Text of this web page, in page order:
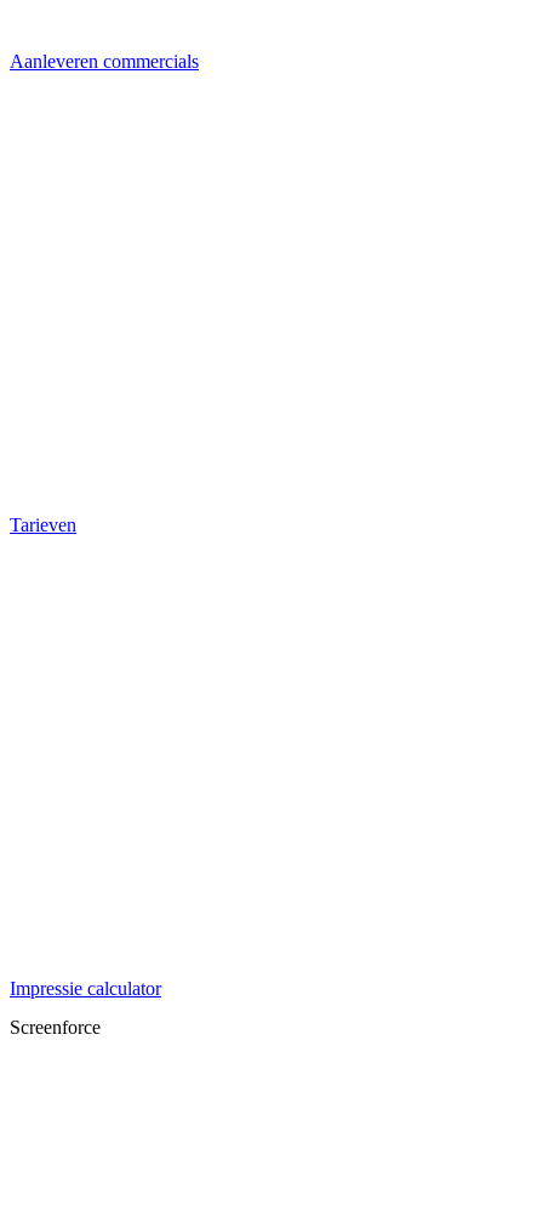
Aanleveren commercials
Tarieven
Impressie calculator
Screenforce